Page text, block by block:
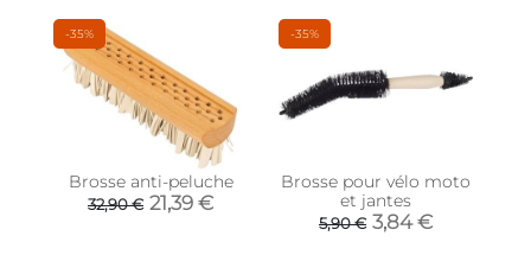
-35%
Brosse anti-peluche
32,90 € 21,39 €
-35%
Brosse pour vélo moto
et jantes
5,90 € 3,84 €